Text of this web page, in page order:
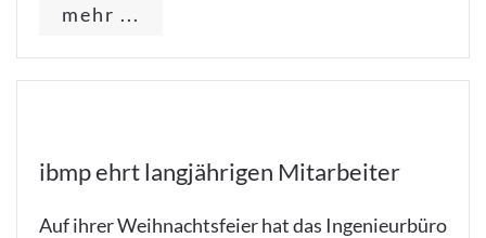
mehr ...
ibmp ehrt langjährigen Mitarbeiter
Auf ihrer Weihnachtsfeier hat das Ingenieurbüro